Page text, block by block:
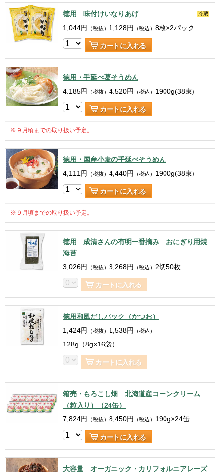
徳用 味付けいなりあげ 冷蔵
1,044円 （税抜） 1,128円 （税込） 8枚×2パック
カートに入れる
徳用・手延べ葛そうめん
4,185円 （税抜） 4,520円 （税込） 1900g(38束)
カートに入れる
※９月頃までの取り扱い予定。
徳用・国産小麦の手延べそうめん
4,111 円 （税抜） 4,440円 （税込） 1900g(38束)
カートに入れる
※９月頃までの取り扱い予定。
徳用 成清さんの有明一番摘み おにぎり用焼
海苔
3,026円 （税抜） 3,268円 （税込） 2切50枚
カートに入れる
徳用和風だしパック（かつお）
1,424円 （税抜） 1,538円 （税込）
128g（8g×16袋）
カートに入れる
箱売・もろこし畑 北海道産コーンクリーム
（粒入り）（24缶）
7,824円 （税抜） 8,450円 （税込） 190g×24缶
カートに入れる
大容量 オーガニック・カリフォルニアレーズ